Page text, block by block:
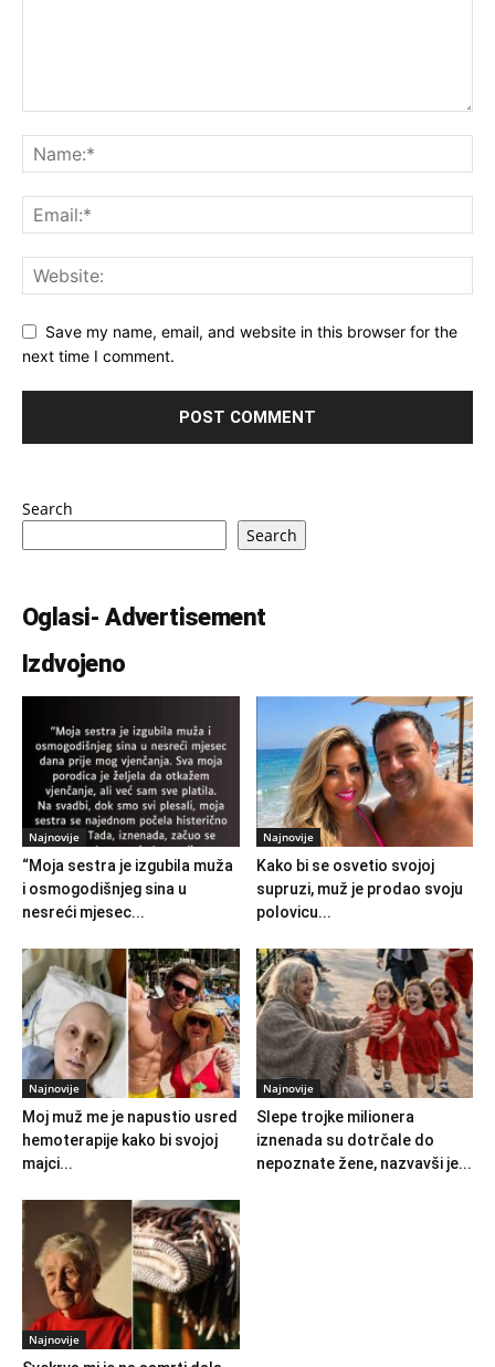
Save my name, email, and website in this browser for the
next time I comment.
Search
Search
Oglasi- Advertisement
Izdvojeno
Najnovije
“Moja sestra je izgubila muža
i osmogodišnjeg sina u
nesreći mjesec...
Najnovije
Kako bi se osvetio svojoj
supruzi, muž je prodao svoju
polovicu...
Najnovije
Moj muž me je napustio usred
hemoterapije kako bi svojoj
majci...
Najnovije
Slepe trojke milionera
iznenada su dotrčale do
nepoznate žene, nazvavši je...
Najnovije